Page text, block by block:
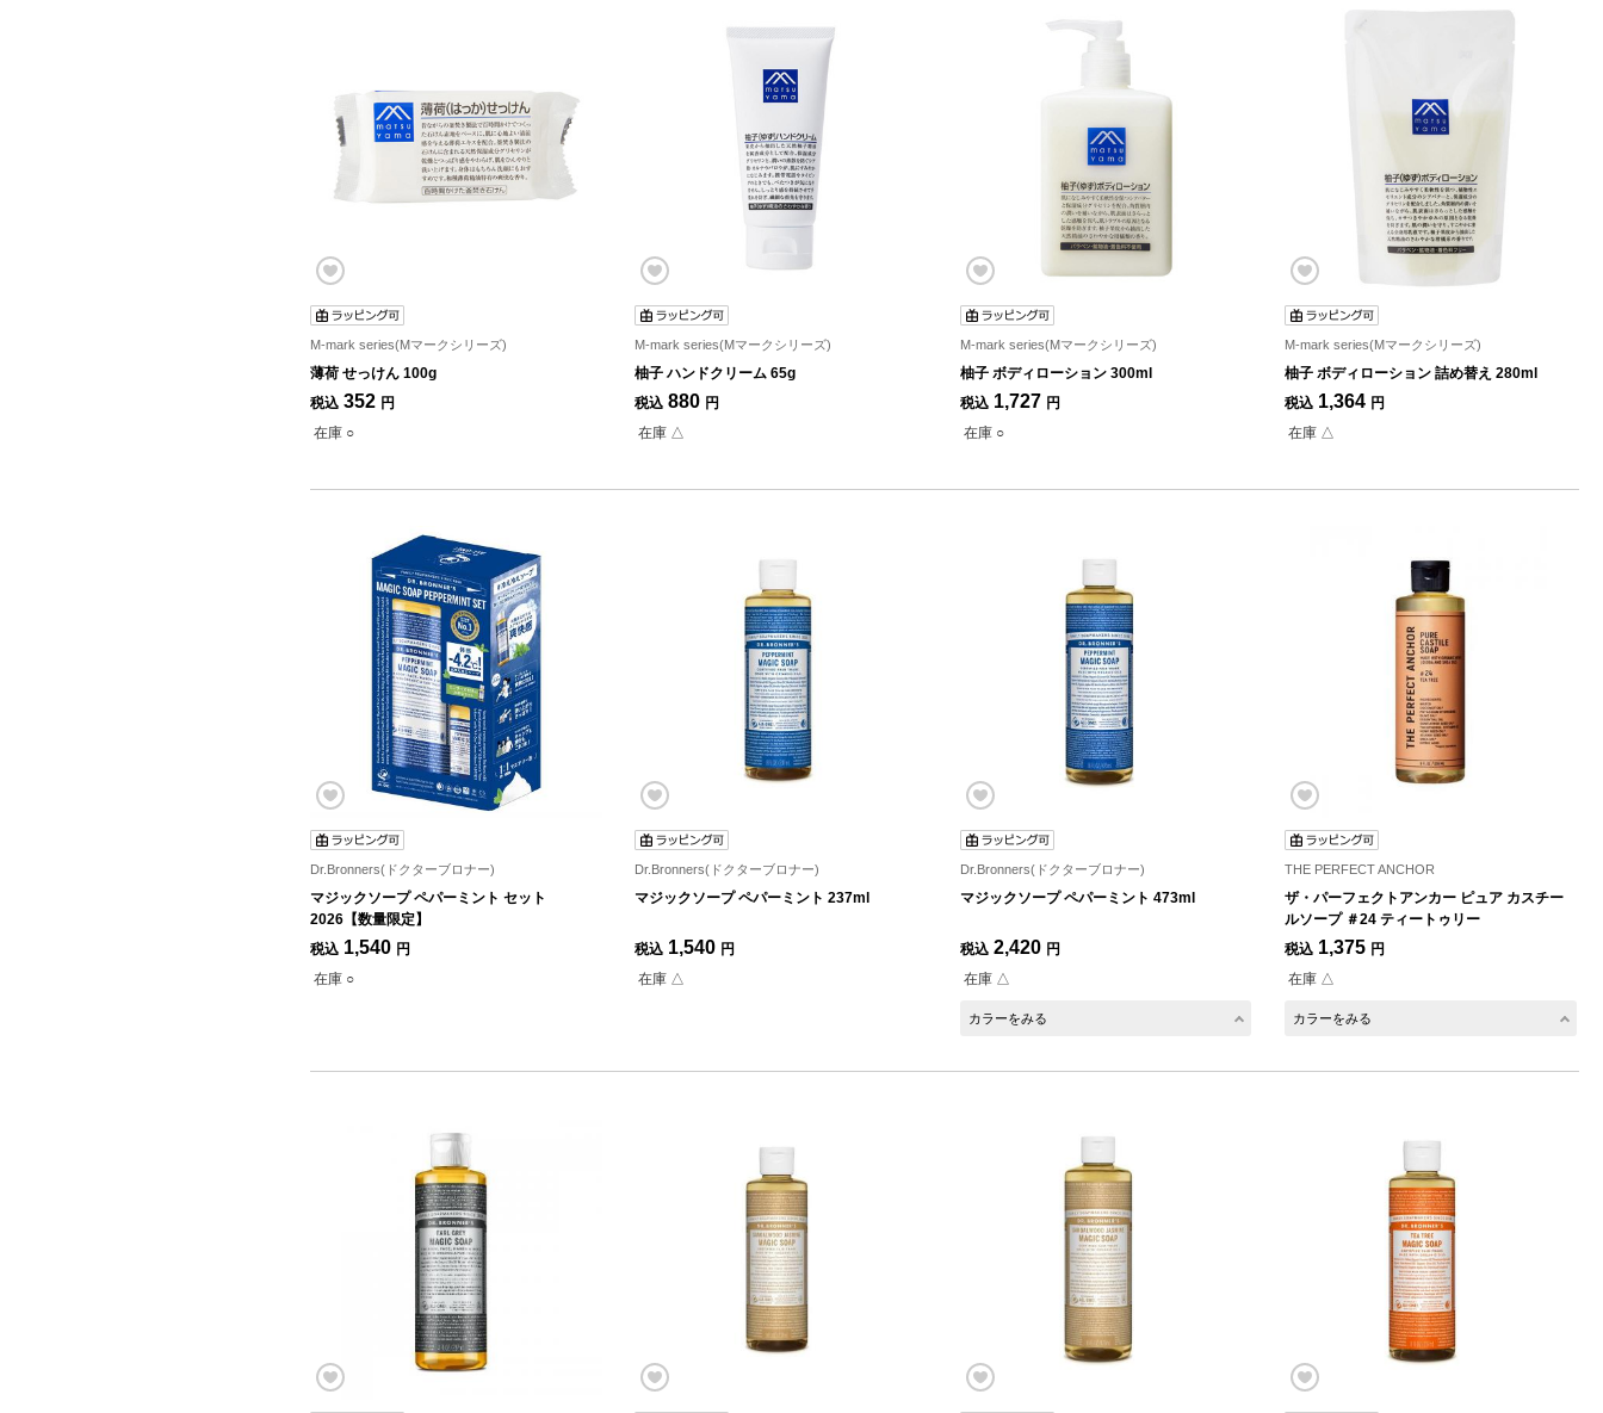
M-mark series(Mマークシリーズ)
薄荷 せっけん 100g
税込 352 円
在庫 ○
M-mark series(Mマークシリーズ)
柚子 ハンドクリーム 65g
税込 880 円
在庫 △
M-mark series(Mマークシリーズ)
柚子 ボディローション 300ml
税込 1,727 円
在庫 ○
M-mark series(Mマークシリーズ)
柚子 ボディローション 詰め替え 280ml
税込 1,364 円
在庫 △
Dr.Bronners(ドクターブロナー)
マジックソープ ペパーミント セット
2026【数量限定】
税込 1,540 円
在庫 ○
Dr.Bronners(ドクターブロナー)
マジックソープ ペパーミント 237ml
税込 1,540 円
在庫 △
Dr.Bronners(ドクターブロナー)
マジックソープ ペパーミント 473ml
税込 2,420 円
在庫 △
カラーをみる
THE PERFECT ANCHOR
ザ・パーフェクトアンカー ピュア カスチー
ルソープ ＃24 ティートゥリー
税込 1,375 円
在庫 △
カラーをみる